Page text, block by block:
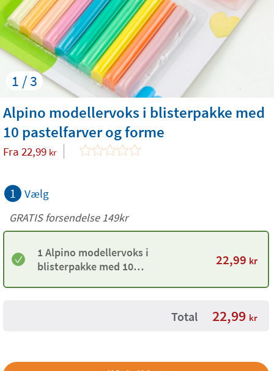
1 / 3
Alpino modellervoks i blisterpakke med
10 pastelfarver og forme
Fra 22,99 kr
1 Vælg
GRATIS forsendelse 149kr
1 Alpino modellervoks i
blisterpakke med 10
22,99 kr
Total 22,99 kr